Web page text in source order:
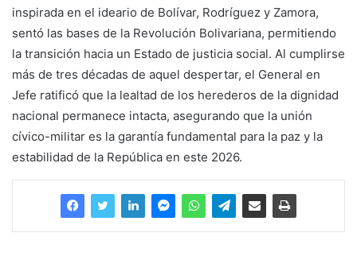
inspirada en el ideario de Bolívar, Rodríguez y Zamora,
sentó las bases de la Revolución Bolivariana, permitiendo
la transición hacia un Estado de justicia social. Al cumplirse
más de tres décadas de aquel despertar, el General en
Jefe ratificó que la lealtad de los herederos de la dignidad
nacional permanece intacta, asegurando que la unión
cívico-militar es la garantía fundamental para la paz y la
estabilidad de la República en este 2026.